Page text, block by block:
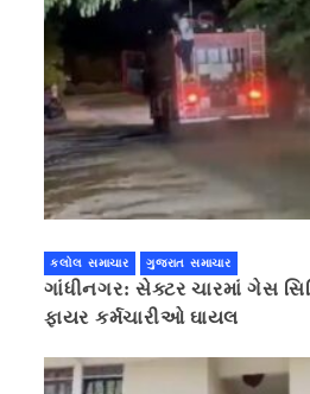
કલોલ સમાચાર ગુજરાત સમાચાર
ગાંધીનગર: સેક્ટર ચારમાં ગેસ
ફાયર કર્મચારીઓ ઘાયલ